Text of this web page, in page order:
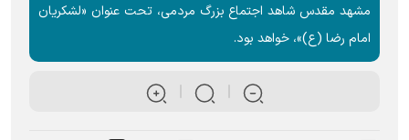
مشهد مقدس شاهد اجتماع بزرگ مردمی، تحت عنوان «لشکریان
امام رضا (ع)»، خواهد بود.